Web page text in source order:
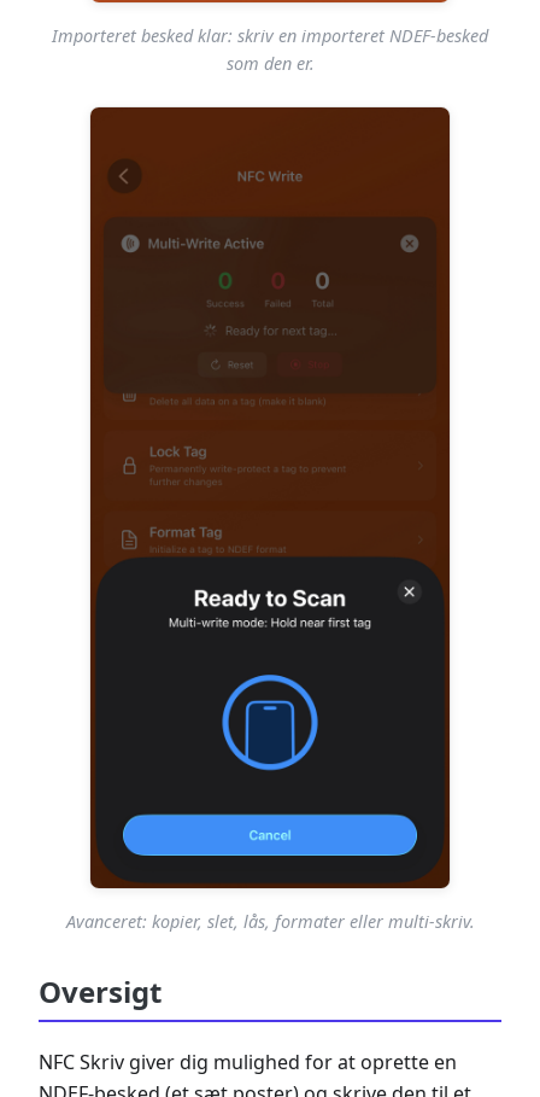
Importeret besked klar: skriv en importeret NDEF-besked
som den er.
Avanceret: kopier, slet, lås, formater eller multi-skriv.
Oversigt
NFC Skriv giver dig mulighed for at oprette en